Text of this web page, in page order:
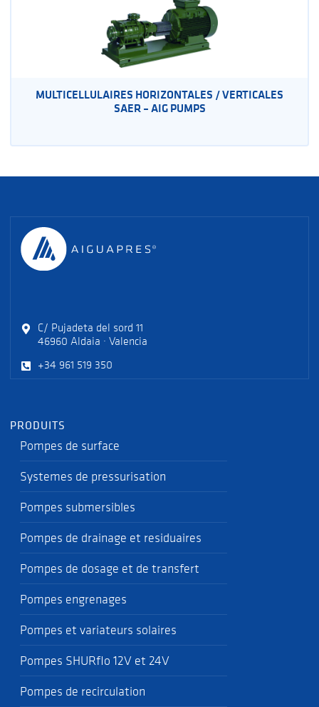
MULTICELLULAIRES HORIZONTALES / VERTICALES
SAER – AIG PUMPS
C/ Pujadeta del sord 11
46960 Aldaia · Valencia
+34 961 519 350
PRODUITS
Pompes de surface
Systemes de pressurisation
Pompes submersibles
Pompes de drainage et residuaires
Pompes de dosage et de transfert
Pompes engrenages
Pompes et variateurs solaires
Pompes SHURflo 12V et 24V
Pompes de recirculation